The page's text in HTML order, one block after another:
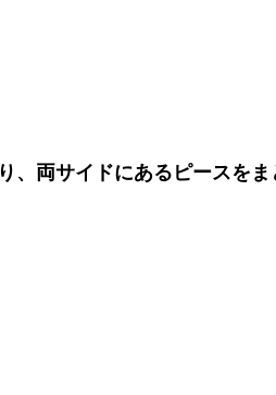
、両サイドにあるピースをま